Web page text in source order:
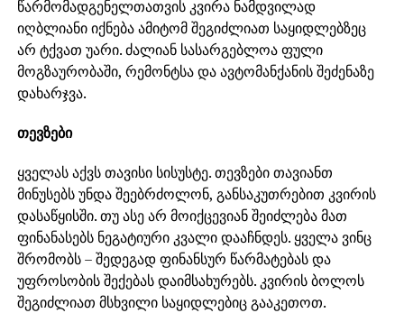
წარმომადგენელთათვის კვირა ნამდვილად
იღბლიანი იქნება ამიტომ შეგიძლიათ საყიდლებზეც
არ ტქვათ უარი. ძალიან სასარგებლოა ფული
მოგზაურობაში, რემონტსა და ავტომანქანის შეძენაზე
დახარჯვა.
თევზები
ყველას აქვს თავისი სისუსტე. თევზები თავიანთ
მინუსებს უნდა შეებრძოლონ, განსაკუთრებით კვირის
დასაწყისში. თუ ასე არ მოიქცევიან შეიძლება მათ
ფინანასებს ნეგატიური კვალი დააჩნდეს. ყველა ვინც
შრომობს – შედეგად ფინანსურ წარმატებას და
უფროსობის შექებას დაიმსახურებს. კვირის ბოლოს
შეგიძლიათ მსხვილი საყიდლებიც გააკეთოთ.